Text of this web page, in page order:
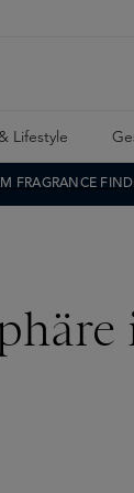
Lifestyle
FRAGRANCE